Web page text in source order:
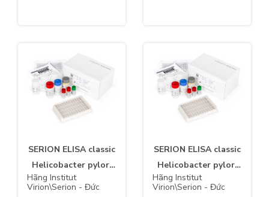
SERION ELISA classic
Helicobacter pylori
IgM
Hãng Institut
Virion\Serion - Đức
SERION ELISA classic
Helicobacter pylori
IgG
Hãng Institut
Virion\Serion - Đức